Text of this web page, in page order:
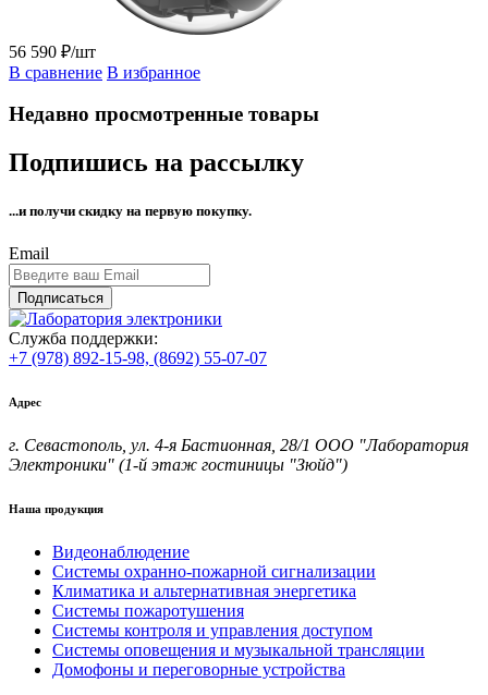
56 590 ₽/шт
В сравнение В избранное
Недавно просмотренные товары
Подпишись на рассылку
...и получи скидку на первую покупку.
Email
Подписаться
Служба поддержки:
+7 (978) 892-15-98, (8692) 55-07-07
Адрес
г. Севастополь, ул. 4-я Бастионная, 28/1 ООО "Лаборатория
Электроники" (1-й этаж гостиницы "Зюйд")
Наша продукция
Видеонаблюдение
Системы охранно-пожарной сигнализации
Климатика и альтернативная энергетика
Системы пожаротушения
Системы контроля и управления доступом
Системы оповещения и музыкальной трансляции
Домофоны и переговорные устройства